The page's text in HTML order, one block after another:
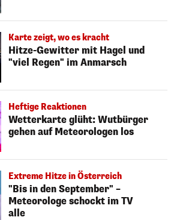
Karte zeigt, wo es kracht
Hitze-Gewitter mit Hagel und
"viel Regen" im Anmarsch
Heftige Reaktionen
Wetterkarte glüht: Wutbürger
gehen auf Meteorologen los
Extreme Hitze in Österreich
"Bis in den September" –
Meteorologe schockt im TV
alle